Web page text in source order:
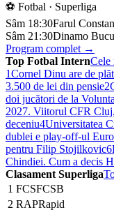
⚽ Fotbal · Superliga
Sâm 18:30Farul
Sâm 21:30Dinamo
Program complet →
Top Fotbal InternCele
1Cornel Dinu are de
3.500 de lei din pensie2
doi jucători de la
2027. Viitorul CFR
deceniu4Universitatea
dublei e play-off-ul
pentru Filip Stojilkovic6
Chindiei. Cum a decis
Clasament Superliga
1 FCSFCSB
2 RAPRapid